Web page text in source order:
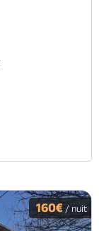
160€ / nuit